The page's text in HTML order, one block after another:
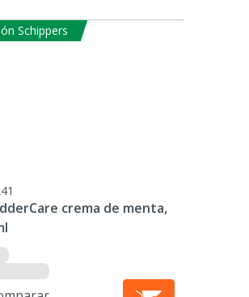
Schippers
crema de menta,